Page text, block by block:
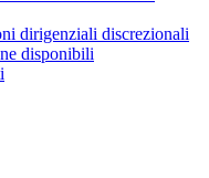
dirigenziali discrezionali
disponibili